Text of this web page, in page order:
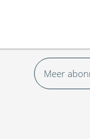
Meer